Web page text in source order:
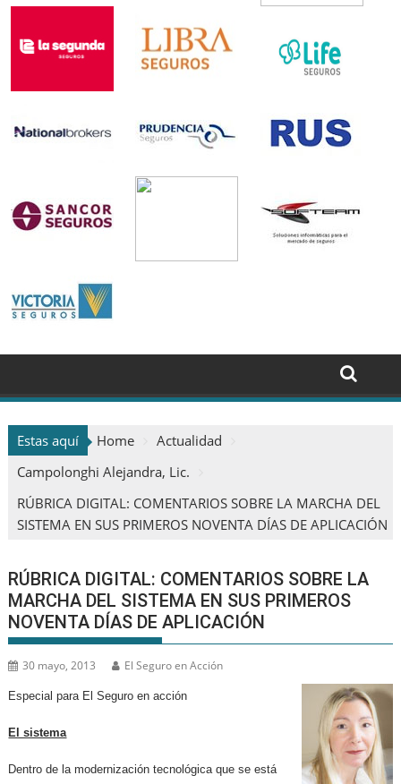
Estas aquí Home
Actualidad
Campolonghi Alejandra, Lic.
RÚBRICA DIGITAL: COMENTARIOS SOBRE LA MARCHA DEL
SISTEMA EN SUS PRIMEROS NOVENTA DÍAS DE APLICACIÓN
RÚBRICA DIGITAL: COMENTARIOS SOBRE LA
MARCHA DEL SISTEMA EN SUS PRIMEROS
NOVENTA DÍAS DE APLICACIÓN
30 mayo, 2013 El Seguro en Acción
Especial para El Seguro en acción
El sistema
Dentro de la modernización tecnológica que se está